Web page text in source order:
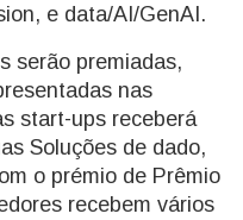
e data/AI/GenAI.
serão premiadas,
nas
start-ups receberá
Soluções de dado,
o prémio de Prêmio
recebem vários